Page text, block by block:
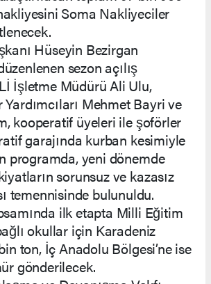
Soma Nakliyeciler
Hüseyin Bezirgan
sezon açılış
İşletme Müdürü Ali Ulu,
Mehmet Bayri ve
kooperatif üyeleri ile şoförler
garajında kurban kesimiyle
programda, yeni dönemde
sorunsuz ve kazasız
temennisinde bulunuldu.
ilk etapta Milli Eğitim
okullar için Karadeniz
ton, İç Anadolu Bölgesi’ne ise
gönderilecek.